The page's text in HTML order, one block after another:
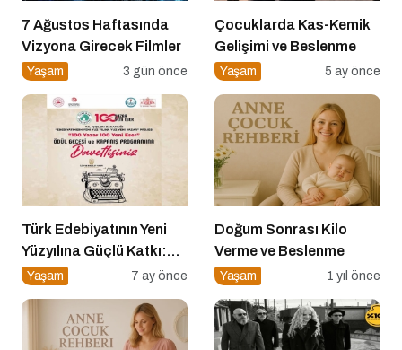
7 Ağustos Haftasında
Vizyona Girecek Filmler
Yaşam 3 gün önce
Çocuklarda Kas-Kemik
Gelişimi ve Beslenme
Yaşam 5 ay önce
Türk Edebiyatının Yeni
Yüzyılına Güçlü Katkı:
“100 Yazar 100 Yeni
Gecesi
Yaşam 7 ay önce
Doğum Sonrası Kilo
Verme ve Beslenme
Yaşam 1 yıl önce